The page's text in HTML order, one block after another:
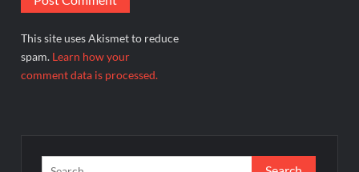
This site uses Akismet to reduce
spam. Learn how your
comment data is processed.
Search